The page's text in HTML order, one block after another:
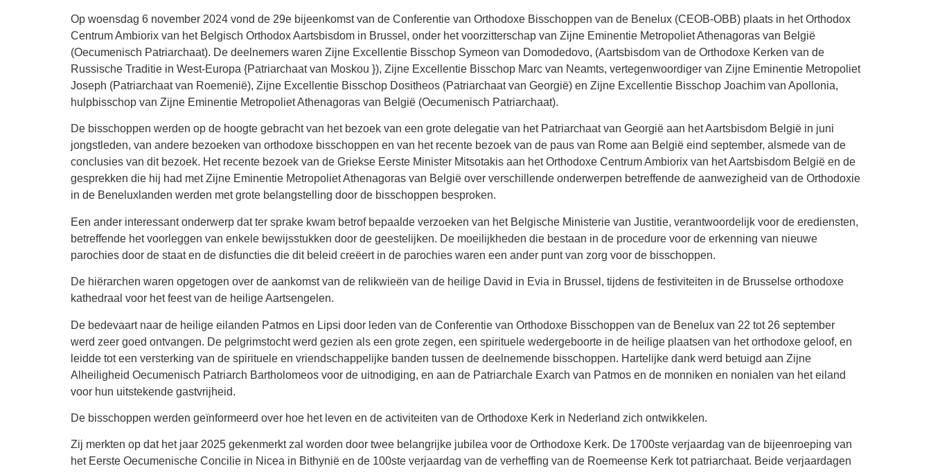
Op woensdag 6 november 2024 vond de 29e bijeenkomst van de Conferentie van Orthodoxe Bisschoppen van de Benelux (CEOB-OBB) plaats in het Orthodox
Centrum Ambiorix van het Belgisch Orthodox Aartsbisdom in Brussel, onder het voorzitterschap van Zijne Eminentie Metropoliet Athenagoras van België
(Oecumenisch Patriarchaat). De deelnemers waren Zijne Excellentie Bisschop Symeon van Domodedovo, (Aartsbisdom van de Orthodoxe Kerken van de
Russische Traditie in West-Europa {Patriarchaat van Moskou }), Zijne Excellentie Bisschop Marc van Neamts, vertegenwoordiger van Zijne Eminentie Metropoliet
Joseph (Patriarchaat van Roemenië), Zijne Excellentie Bisschop Dositheos (Patriarchaat van Georgië) en Zijne Excellentie Bisschop Joachim van Apollonia,
hulpbisschop van Zijne Eminentie Metropoliet Athenagoras van België (Oecumenisch Patriarchaat).
De bisschoppen werden op de hoogte gebracht van het bezoek van een grote delegatie van het Patriarchaat van Georgië aan het Aartsbisdom België in juni
jongstleden, van andere bezoeken van orthodoxe bisschoppen en van het recente bezoek van de paus van Rome aan België eind september, alsmede van de
conclusies van dit bezoek. Het recente bezoek van de Griekse Eerste Minister Mitsotakis aan het Orthodoxe Centrum Ambiorix van het Aartsbisdom België en de
gesprekken die hij had met Zijne Eminentie Metropoliet Athenagoras van België over verschillende onderwerpen betreffende de aanwezigheid van de Orthodoxie
in de Beneluxlanden werden met grote belangstelling door de bisschoppen besproken.
Een ander interessant onderwerp dat ter sprake kwam betrof bepaalde verzoeken van het Belgische Ministerie van Justitie, verantwoordelijk voor de erediensten,
betreffende het voorleggen van enkele bewijsstukken door de geestelijken. De moeilijkheden die bestaan in de procedure voor de erkenning van nieuwe
parochies door de staat en de disfuncties die dit beleid creëert in de parochies waren een ander punt van zorg voor de bisschoppen.
De hiërarchen waren opgetogen over de aankomst van de relikwieën van de heilige David in Evia in Brussel, tijdens de festiviteiten in de Brusselse orthodoxe
kathedraal voor het feest van de heilige Aartsengelen.
De bedevaart naar de heilige eilanden Patmos en Lipsi door leden van de Conferentie van Orthodoxe Bisschoppen van de Benelux van 22 tot 26 september
werd zeer goed ontvangen. De pelgrimstocht werd gezien als een grote zegen, een spirituele wedergeboorte in de heilige plaatsen van het orthodoxe geloof, en
leidde tot een versterking van de spirituele en vriendschappelijke banden tussen de deelnemende bisschoppen. Hartelijke dank werd betuigd aan Zijne
Alheiligheid Oecumenisch Patriarch Bartholomeos voor de uitnodiging, en aan de Patriarchale Exarch van Patmos en de monniken en nonialen van het eiland
voor hun uitstekende gastvrijheid.
De bisschoppen werden geïnformeerd over hoe het leven en de activiteiten van de Orthodoxe Kerk in Nederland zich ontwikkelen.
Zij merkten op dat het jaar 2025 gekenmerkt zal worden door twee belangrijke jubilea voor de Orthodoxe Kerk. De 1700ste verjaardag van de bijeenroeping van
het Eerste Oecumenische Concilie in Nicea in Bithynië en de 100ste verjaardag van de verheffing van de Roemeense Kerk tot patriarchaat. Beide verjaardagen